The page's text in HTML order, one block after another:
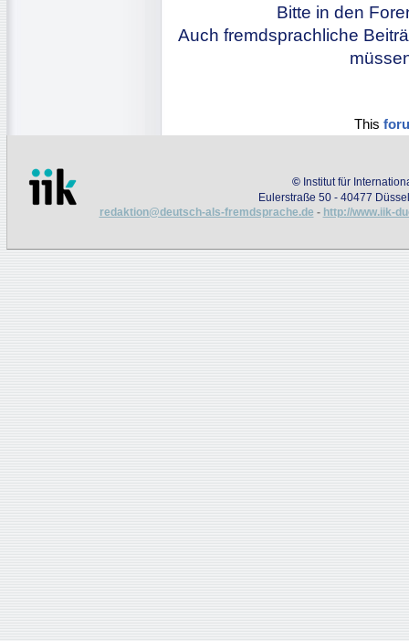
Bitte in den
Auch fremdsprachliche
This
© Institut für
Eulerstraße 50 - 40477
redaktion@deutsch-als-fremdsprache.de - http://www.iik-